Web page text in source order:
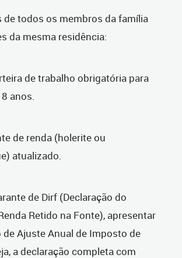
de todos os membros da família
da mesma residência:
de trabalho obrigatória para
anos.
de renda (holerite ou
atualizado.
de Dirf (Declaração do
Retido na Fonte), apresentar
de Ajuste Anual de Imposto de
a declaração completa com